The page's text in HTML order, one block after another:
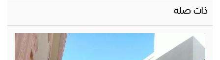
ذات صله